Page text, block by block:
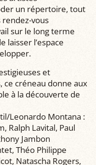
un répertoire, tout
rendez-vous
sur le long terme
laisser l’espace
et
ce créneau donne aux
à la découverte de
Leonardo Montana :
Ralph Lavital, Paul
Jambon
Théo Philippe
Natascha Rogers,